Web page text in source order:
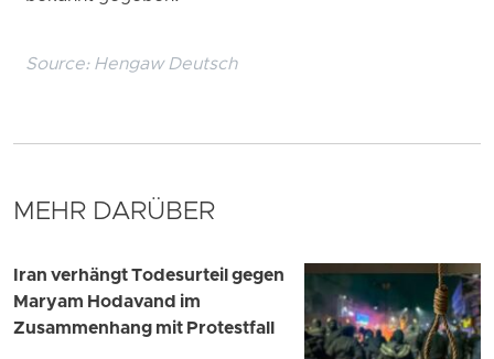
Source: Hengaw Deutsch
MEHR DARÜBER
Iran verhängt Todesurteil gegen
Maryam Hodavand im
Zusammenhang mit Protestfall